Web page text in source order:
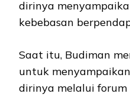
dirinya
kebebasan
Saat itu, Budiman
untuk
dirinya melalui forum